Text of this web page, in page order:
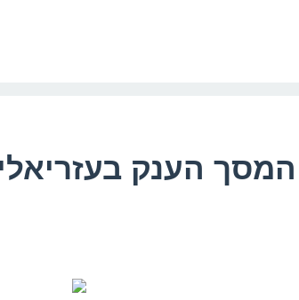
הענק בעזריאלי